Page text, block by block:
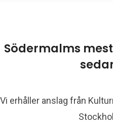
Södermalms
Vi erhåller anslag från